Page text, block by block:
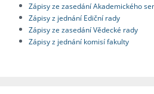
Zápisy ze zasedání Akademického
Zápisy z jednání Ediční rady
Zápisy ze zasedání Vědecké rady
Zápisy z jednání komisí fakulty